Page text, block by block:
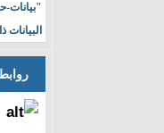
"بيانات-